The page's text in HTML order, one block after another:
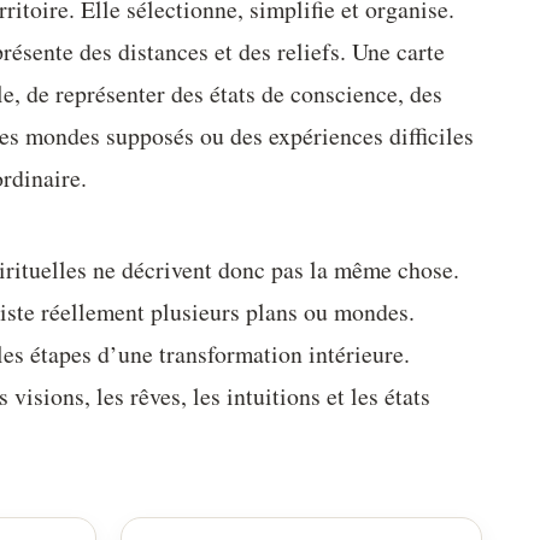
Elle sélectionne, simplifie et organise.
des distances et des reliefs. Une carte
de représenter des états de conscience, des
mondes supposés ou des expériences difficiles
ne décrivent donc pas la même chose.
réellement plusieurs plans ou mondes.
étapes d’une transformation intérieure.
visions, les rêves, les intuitions et les états